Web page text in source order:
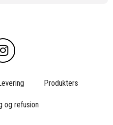
Produkters
og refusion